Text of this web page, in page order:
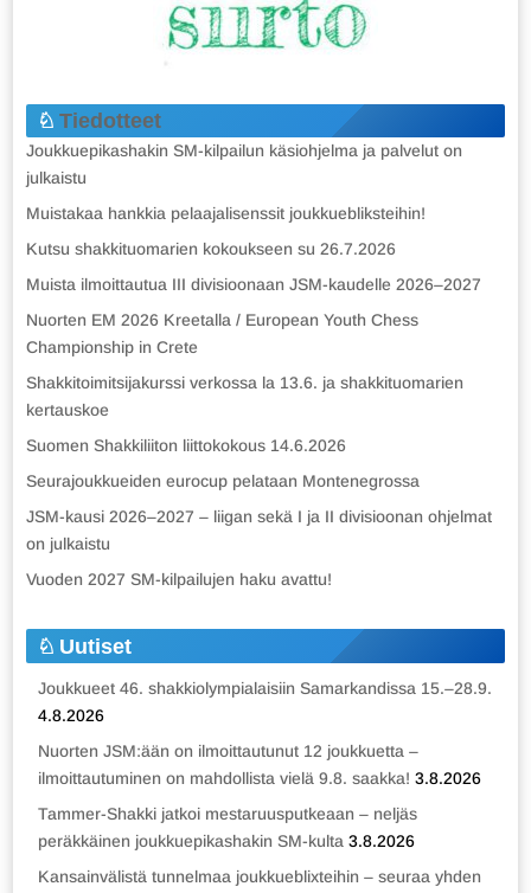
Tiedotteet
Joukkuepikashakin SM-kilpailun käsiohjelma ja palvelut on
julkaistu
Muistakaa hankkia pelaajalisenssit joukkuebliksteihin!
Kutsu shakkituomarien kokoukseen su 26.7.2026
Muista ilmoittautua III divisioonaan JSM-kaudelle 2026–2027
Nuorten EM 2026 Kreetalla / European Youth Chess
Championship in Crete
Shakkitoimitsijakurssi verkossa la 13.6. ja shakkituomarien
kertauskoe
Suomen Shakkiliiton liittokokous 14.6.2026
Seurajoukkueiden eurocup pelataan Montenegrossa
JSM-kausi 2026–2027 – liigan sekä I ja II divisioonan ohjelmat
on julkaistu
Vuoden 2027 SM-kilpailujen haku avattu!
Uutiset
Joukkueet 46. shakkiolympialaisiin Samarkandissa 15.–28.9.
4.8.2026
Nuorten JSM:ään on ilmoittautunut 12 joukkuetta –
ilmoittautuminen on mahdollista vielä 9.8. saakka! 3.8.2026
Tammer-Shakki jatkoi mestaruusputkeaan – neljäs
peräkkäinen joukkuepikashakin SM-kulta 3.8.2026
Kansainvälistä tunnelmaa joukkueblixteihin – seuraa yhden